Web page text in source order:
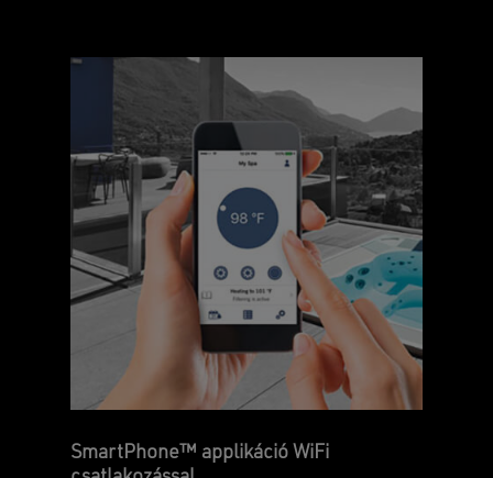
Nincsenek termékek a kosárban.
GO TO SHOP
SmartPhone™ applikáció WiFi